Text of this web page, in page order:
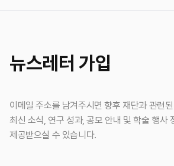
뉴스레터 가입
이메일 주소를 남겨주시면 향후 재단과 관련된
최신 소식, 연구 성과, 공모 안내 및 학술 행사
제공받으실 수 있습니다.